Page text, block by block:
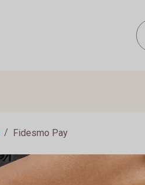
Fidesmo Pay